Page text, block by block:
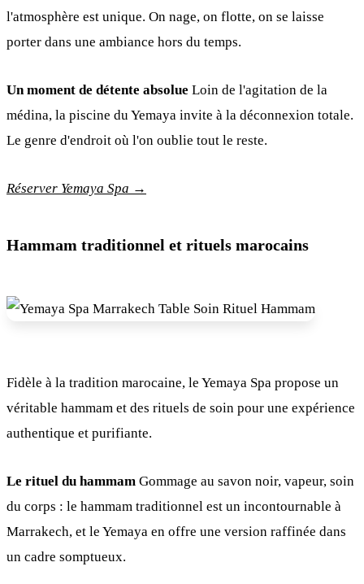
l'atmosphère est unique. On nage, on flotte, on se laisse
porter dans une ambiance hors du temps.
Un moment de détente absolue Loin de l'agitation de la
médina, la piscine du Yemaya invite à la déconnexion totale.
Le genre d'endroit où l'on oublie tout le reste.
Réserver Yemaya Spa →
Hammam traditionnel et rituels marocains
Fidèle à la tradition marocaine, le Yemaya Spa propose un
véritable hammam et des rituels de soin pour une expérience
authentique et purifiante.
Le rituel du hammam Gommage au savon noir, vapeur, soin
du corps : le hammam traditionnel est un incontournable à
Marrakech, et le Yemaya en offre une version raffinée dans
un cadre somptueux.